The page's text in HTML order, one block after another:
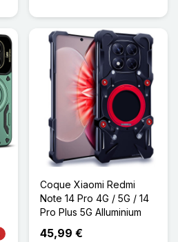
Coque Xiaomi Redmi
Note 14 Pro 4G / 5G / 14
Pro Plus 5G Alluminium
45,99 €